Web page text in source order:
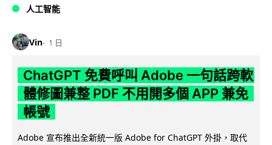
人工智能
Vin 1 日
ChatGPT 免費呼叫 Adobe 一句話跨軟
體修圖兼整 PDF 不用開多個 APP 兼免
帳號
Adobe 宣布推出全新統一版 Adobe for ChatGPT 外掛，取代